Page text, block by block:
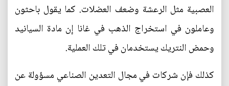
العصبية مثل الرعشة وضعف العضلات. كما يقول باحثون
وعاملون في استخراج الذهب في غانا إن مادة السيانيد
وحمض النتريك يستخدمان في تلك العملية.
كذلك فإن شركات في مجال التعدين الصناعي مسؤولة عن